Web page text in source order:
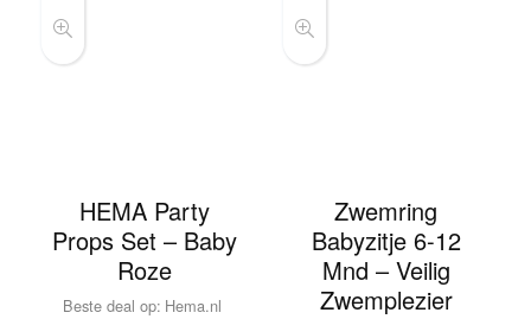
HEMA Party
Props Set – Baby
Roze
Beste deal op: hema.nl
Zwemring
Babyzitje 6-12
Mnd – Veilig
Zwemplezier